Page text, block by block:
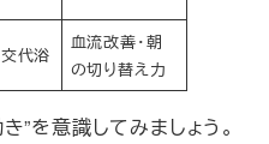
交代浴
血流改善・朝
の切り替え力
”を意識してみましょう。